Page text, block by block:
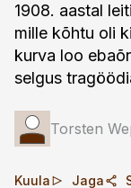
1908. aastal
mille kõhtu oli
kurva loo
selgus
Torsten
Kuula Jaga